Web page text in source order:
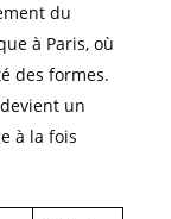
du
à Paris, où
des formes.
un
à la fois